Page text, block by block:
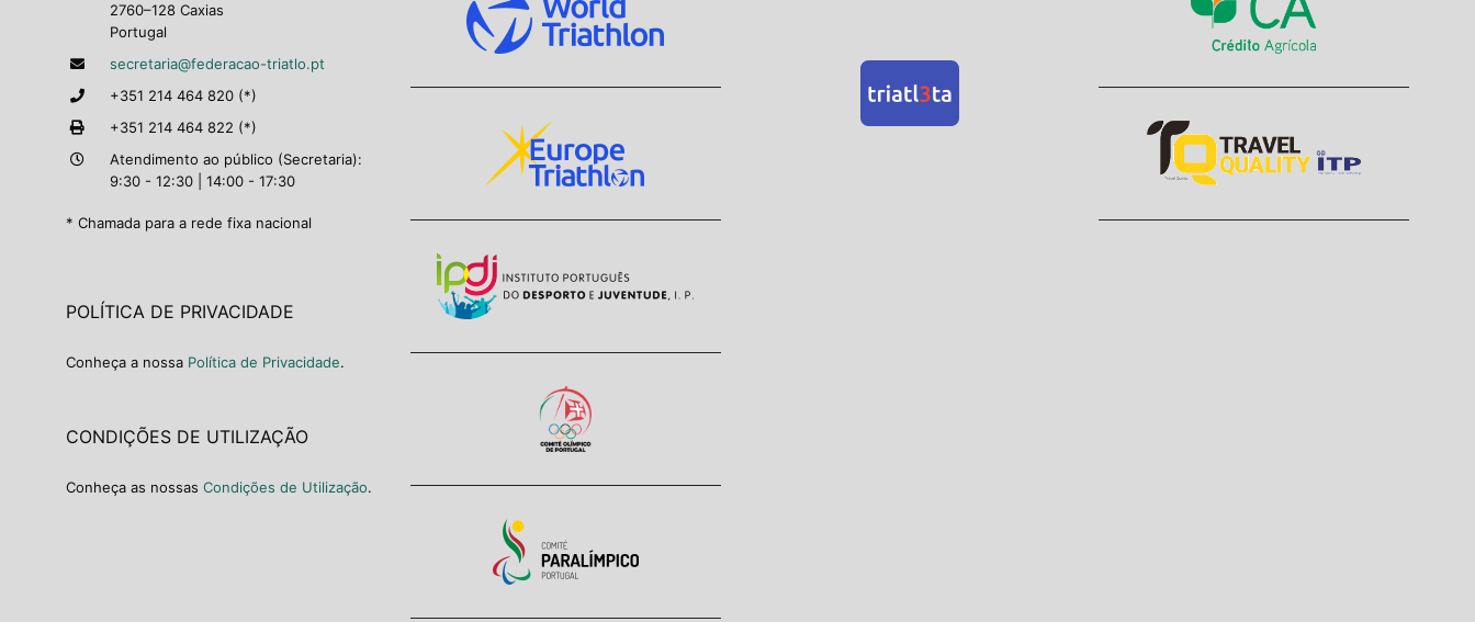
2760–128 Caxias
Portugal
secretaria@federacao-triatlo.pt
+351 214 464 820 (*)
+351 214 464 822 (*)
Atendimento ao público (Secretaria):
9:30 - 12:30 | 14:00 - 17:30
* Chamada para a rede fixa nacional
POLÍTICA DE PRIVACIDADE
Conheça a nossa Política de Privacidade.
CONDIÇÕES DE UTILIZAÇÃO
Conheça as nossas Condições de Utilização.